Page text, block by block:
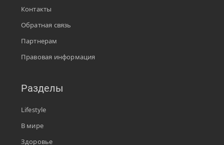
Контакты
Обратная связь
Партнерам
Правовая информация
Разделы
Lifestyle
В мире
Здоровье